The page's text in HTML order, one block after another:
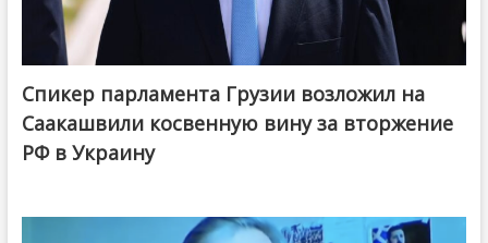
Спикер парламента Грузии возложил на
Саакашвили косвенную вину за вторжение
РФ в Украину